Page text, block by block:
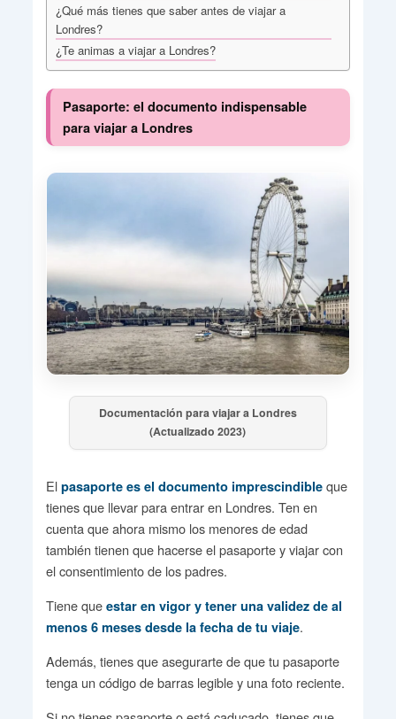
¿Qué más tienes que saber antes de viajar a
Londres?
¿Te animas a viajar a Londres?
Pasaporte: el documento indispensable
para viajar a Londres
Documentación para viajar a Londres
(Actualizado 2023)
El pasaporte es el documento imprescindibleque
tienes que llevar para entrar en Londres. Ten en
cuenta que ahora mismo los menores de edad
también tienen que hacerse el pasaporte y viajar con
el consentimiento de los padres.
Tiene que estar en vigor y tener una validez de al
menos 6 meses desde la fecha de tu viaje.
Además, tienes que asegurarte de que tu pasaporte
tenga un código de barras legible y una foto reciente.